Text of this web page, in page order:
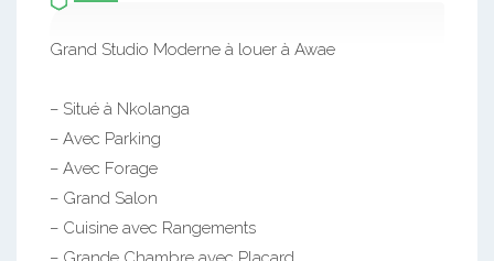
Grand Studio Moderne à louer à Awae
– Situé à Nkolanga
– Avec Parking
– Avec Forage
– Grand Salon
– Cuisine avec Rangements